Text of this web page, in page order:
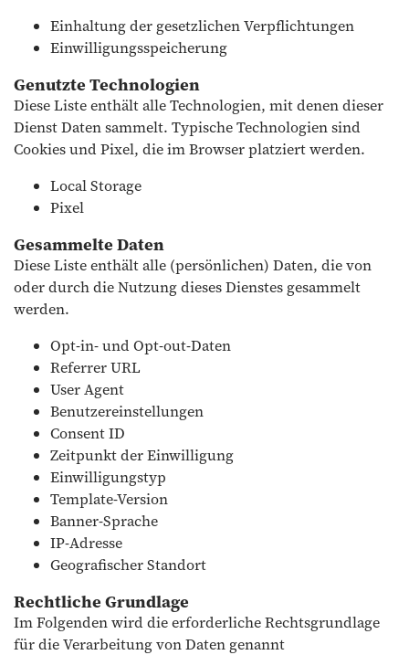
Einhaltung der gesetzlichen Verpflichtungen
Einwilligungsspeicherung
Genutzte Technologien
Diese Liste enthält alle Technologien, mit denen dieser
Dienst Daten sammelt. Typische Technologien sind
Cookies und Pixel, die im Browser platziert werden.
Local Storage
Pixel
Gesammelte Daten
Diese Liste enthält alle (persönlichen) Daten, die von
oder durch die Nutzung dieses Dienstes gesammelt
werden.
Opt-in- und Opt-out-Daten
Referrer URL
User Agent
Benutzereinstellungen
Consent ID
Zeitpunkt der Einwilligung
Einwilligungstyp
Template-Version
Banner-Sprache
IP-Adresse
Geografischer Standort
Rechtliche Grundlage
Im Folgenden wird die erforderliche Rechtsgrundlage
für die Verarbeitung von Daten genannt